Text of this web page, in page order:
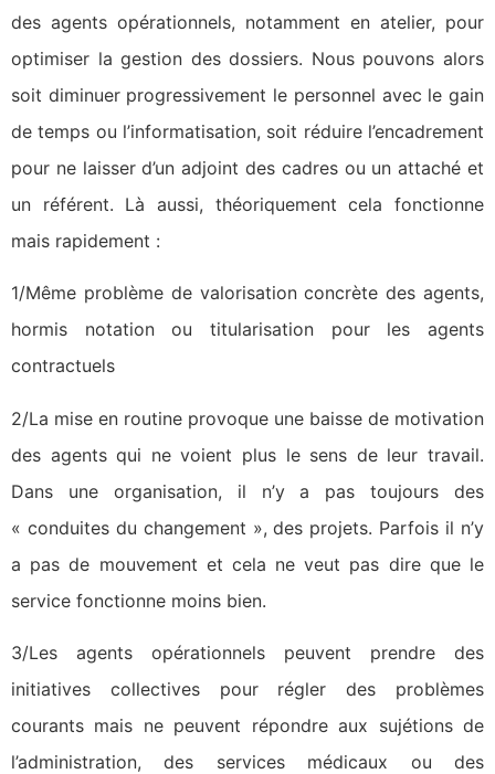
des agents opérationnels, notamment en atelier, pour
optimiser la gestion des dossiers. Nous pouvons alors
soit diminuer progressivement le personnel avec le gain
de temps ou l’informatisation, soit réduire l’encadrement
pour ne laisser d’un adjoint des cadres ou un attaché et
un référent. Là aussi, théoriquement cela fonctionne
mais rapidement :
1/Même problème de valorisation concrète des agents,
hormis notation ou titularisation pour les agents
contractuels
2/La mise en routine provoque une baisse de motivation
des agents qui ne voient plus le sens de leur travail.
Dans une organisation, il n’y a pas toujours des
« conduites du changement », des projets. Parfois il n’y
a pas de mouvement et cela ne veut pas dire que le
service fonctionne moins bien.
3/Les agents opérationnels peuvent prendre des
initiatives collectives pour régler des problèmes
courants mais ne peuvent répondre aux sujétions de
l’administration, des services médicaux ou des